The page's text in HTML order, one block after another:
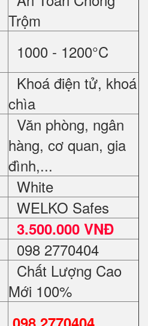
Trộm
1000 - 1200°C
Khoá điện tử, khoá
chìa
Văn phòng, ngân
hàng, cơ quan, gia
đình,...
White
WELKO Safes
3.500.000 VNĐ
098 2770404
Chất Lượng Cao
Mới 100%